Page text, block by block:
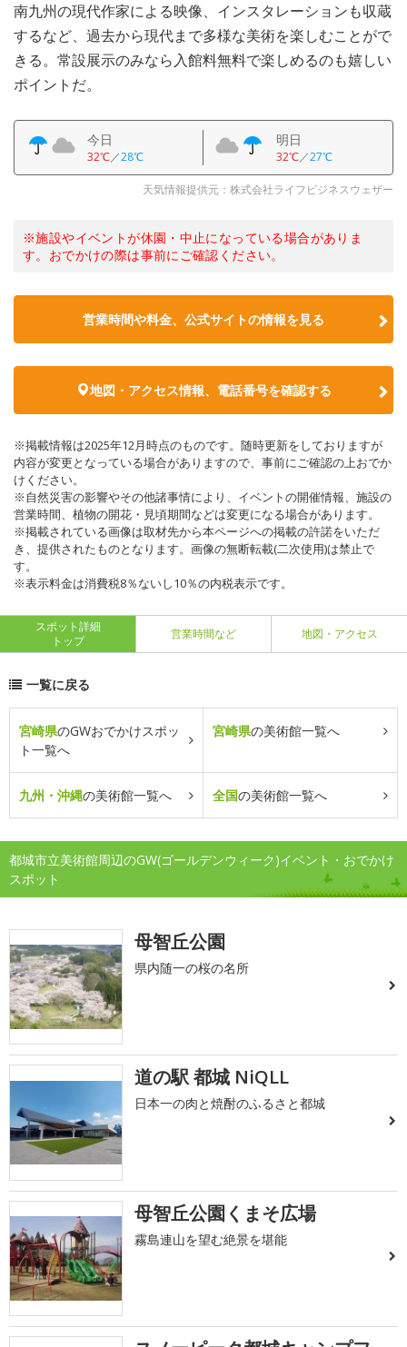
南九州の現代作家による映像、インスタレーションも収蔵
するなど、過去から現代まで多様な美術を楽しむことがで
きる。常設展示のみなら入館料無料で楽しめるのも嬉しい
ポイントだ。
今日
32℃／28℃
明日
32℃／27℃
天気情報提供元：株式会社ライフビジネスウェザー
※施設やイベントが休園・中止になっている場合がありま
す。おでかけの際は事前にご確認ください。
営業時間や料金、公式サイトの情報を見る
地図・アクセス情報、電話番号を確認する
※掲載情報は2025年12月時点のものです。随時更新をしておりますが
内容が変更となっている場合がありますので、事前にご確認の上おでか
けください。
※自然災害の影響やその他諸事情により、イベントの開催情報、施設の
営業時間、植物の開花・見頃期間などは変更になる場合があります。
※掲載されている画像は取材先から本ページへの掲載の許諾をいただ
き、提供されたものとなります。画像の無断転載(二次使用)は禁止で
す。
※表示料金は消費税8％ないし10％の内税表示です。
スポット詳細
トップ
営業時間など 地図・アクセス
一覧に戻る
宮崎県のGWおでかけスポッ
ト一覧へ
宮崎県の美術館一覧へ
九州・沖縄の美術館一覧へ 全国の美術館一覧へ
都城市立美術館周辺のGW(ゴールデンウィーク)イベント・おでかけ
スポット
母智丘公園
県内随一の桜の名所
道の駅 都城 NiQLL
日本一の肉と焼酎のふるさと都城
母智丘公園くまそ広場
霧島連山を望む絶景を堪能